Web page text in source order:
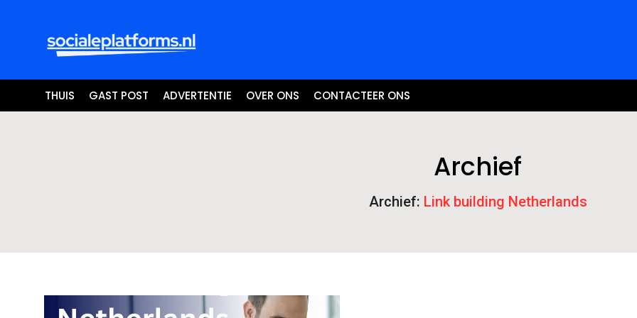
THUIS GAST POST ADVERTENTIE OVER ONS CONTACTEER ONS
Archief
Archief: Link building Netherlands